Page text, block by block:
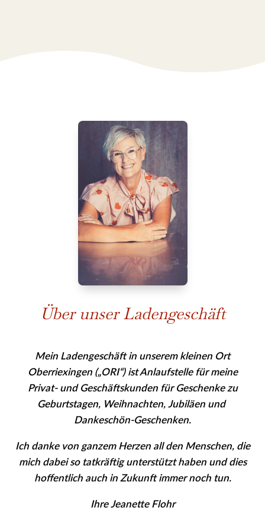
Über unser Ladengeschäft
Mein Ladengeschäft in unserem kleinen Ort
Oberriexingen („ORI“) ist Anlaufstelle für meine
Privat- und Geschäfts­kunden für Geschenke zu
Geburtstagen, Weihnachten, Jubiläen und
Dankeschön-Geschenken.
Ich danke von ganzem Herzen all den Menschen, die
mich dabei so tatkräftig unterstützt haben und dies
hoffentlich auch in Zukunft immer noch tun.
Ihre Jeanette Flohr